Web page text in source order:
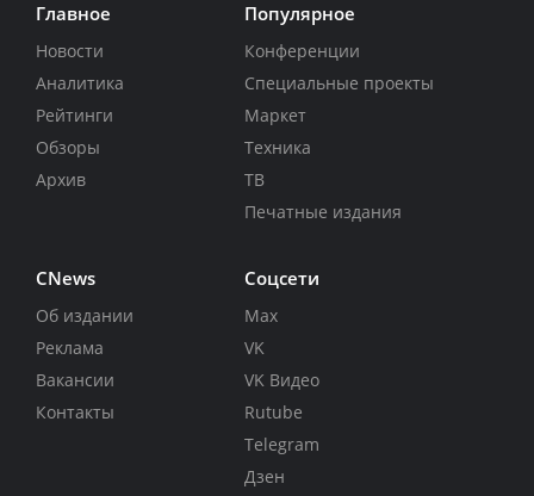
Главное
Новости
Аналитика
Рейтинги
Обзоры
Архив
Популярное
Конференции
Специальные проекты
Маркет
Техника
ТВ
Печатные издания
CNews
Об издании
Реклама
Вакансии
Контакты
Соцсети
Max
VK
VK Видео
Rutube
Telegram
Дзен